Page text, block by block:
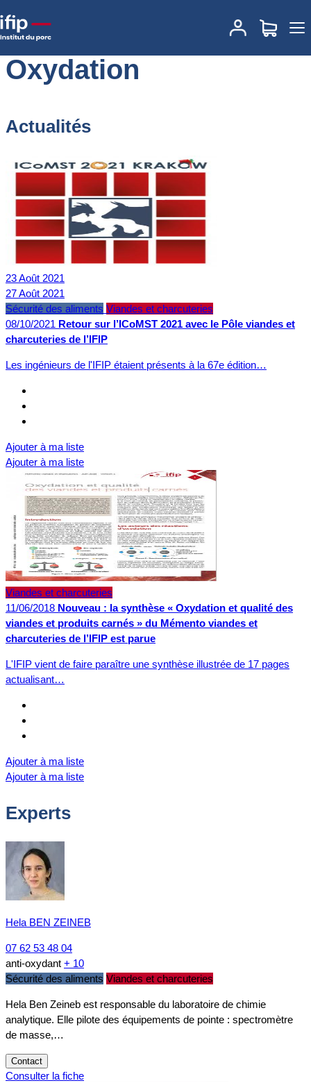
Accueil
Oxydation
Actualités
23Août 2021
27Août 2021
Sécurité des aliments Viandes et charcuteries
08/10/2021 Retour sur l’ICoMST 2021 avec le Pôle viandes et
charcuteries de l’IFIP
Les ingénieurs de l'IFIP étaient présents à la 67e édition…
Ajouter à ma liste
Ajouter à ma liste
Viandes et charcuteries
11/06/2018 Nouveau : la synthèse « Oxydation et qualité des
viandes et produits carnés » du Mémento viandes et
charcuteries de l’IFIP est parue
L'IFIP vient de faire paraître une synthèse illustrée de 17 pages
actualisant…
Ajouter à ma liste
Ajouter à ma liste
Experts
Hela BEN ZEINEB
07 62 53 48 04
anti-oxydant + 10
Sécurité des aliments Viandes et charcuteries
Hela Ben Zeineb est responsable du laboratoire de chimie
analytique. Elle pilote des équipements de pointe : spectromètre
de masse,…
Contact
Consulter la fiche